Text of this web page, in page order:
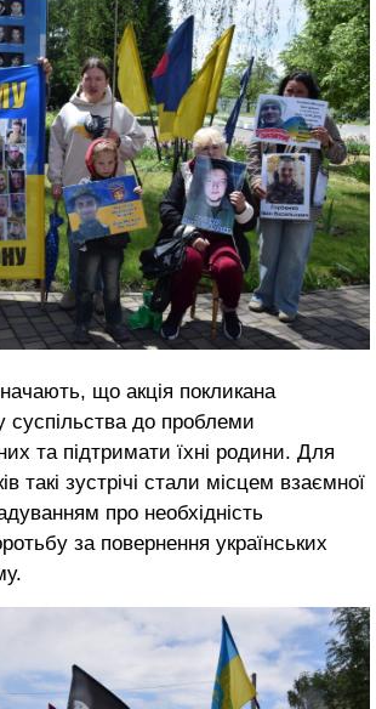
що акція покликана
суспільства до проблеми
та підтримати їхні родини. Для
такі зустрічі стали місцем взаємної
про необхідність
за повернення українських